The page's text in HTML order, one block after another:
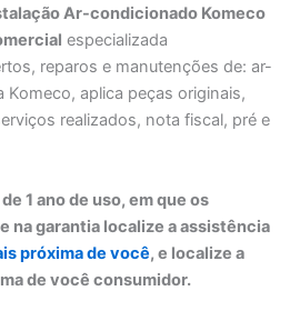
Ar-condicionado Komeco
especializada
reparos e manutenções de: ar-
aplica peças originais,
realizados, nota fiscal, pré e
1 ano de uso, em que os
na garantia localize a assistência
próxima de você, e localize a
de você consumidor.